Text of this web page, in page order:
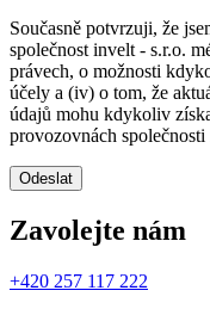
Současně potvrzuji, že
společnost invelt - s.r.o.
právech, o možnosti
účely a (iv) o tom, že
údajů mohu kdykoliv
provozovnách
Odeslat
Zavolejte nám
+420 257 117 222